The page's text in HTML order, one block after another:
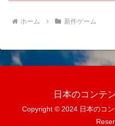
ホーム 新作ゲーム
日本のコンテ
Copyright © 2024 日本のコ